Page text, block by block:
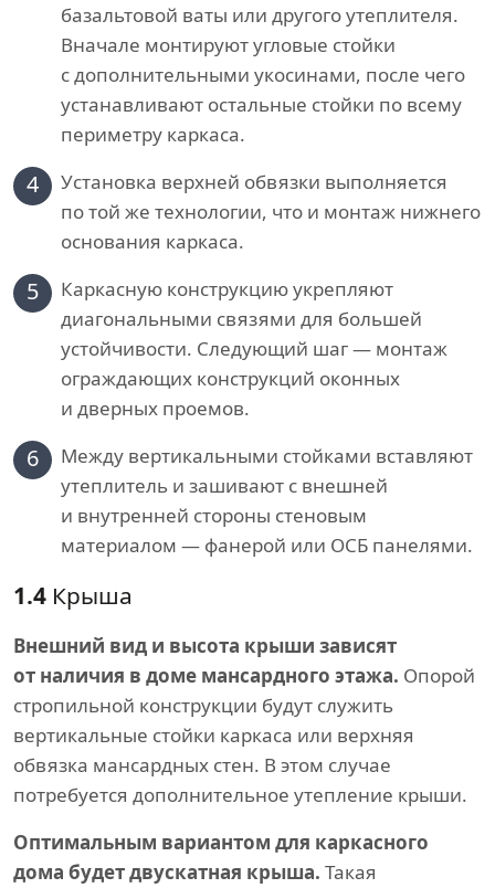
базальтовой ваты или другого утеплителя.
Вначале монтируют угловые стойки
с дополнительными укосинами, после чего
устанавливают остальные стойки по всему
периметру каркаса.
4
Установка верхней обвязки выполняется
по той же технологии, что и монтаж нижнего
основания каркаса.
5
Каркасную конструкцию укрепляют
диагональными связями для большей
устойчивости. Следующий шаг — монтаж
ограждающих конструкций оконных
и дверных проемов.
6
Между вертикальными стойками вставляют
утеплитель и зашивают с внешней
и внутренней стороны стеновым
материалом — фанерой или ОСБ панелями.
1.4 Крыша
Внешний вид и высота крыши зависят
от наличия в доме мансардного этажа. Опорой
стропильной конструкции будут служить
вертикальные стойки каркаса или верхняя
обвязка мансардных стен. В этом случае
потребуется дополнительное утепление крыши.
Оптимальным вариантом для каркасного
дома будет двускатная крыша. Такая